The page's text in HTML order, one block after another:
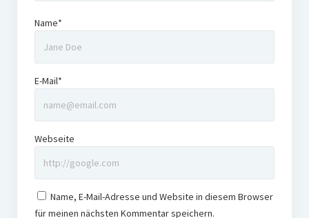
Name*
E-Mail*
Webseite
Name, E-Mail-Adresse und Website in diesem Browser
für meinen nächsten Kommentar speichern.